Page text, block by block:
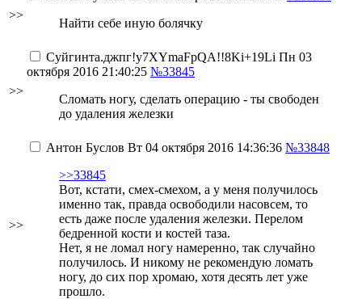
>>
Найти себе иную болячку
>>
Суйгинта.джпг!y7XYmaFpQA!!8Ki+19Li Пн 03
октября 2016 21:40:25 №33845
Cломать ногу, сделать операцию - ты свободен
до удаления железки
>>
Антон Буслов Вт 04 октября 2016 14:36:36 №33848
>>33845
Вот, кстати, смех-смехом, а у меня получилось
именно так, правда освободили насовсем, то
есть даже после удаления железки. Перелом
бедренной кости и костей таза.
Нет, я не ломал ногу намеренно, так случайно
получилось. И никому не рекомендую ломать
ногу, до сих пор хромаю, хотя десять лет уже
прошло.